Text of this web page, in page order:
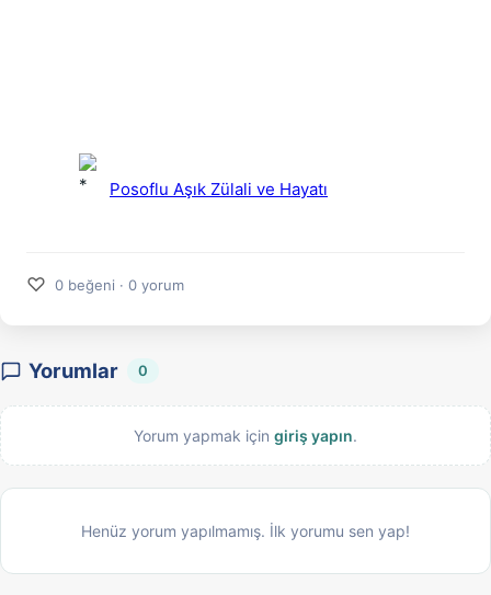
Posoflu Aşık Zülali ve Hayatı
♡ 0 beğeni · 0 yorum
Yorumlar 0
Yorum yapmak için giriş yapın.
Henüz yorum yapılmamış. İlk yorumu sen yap!